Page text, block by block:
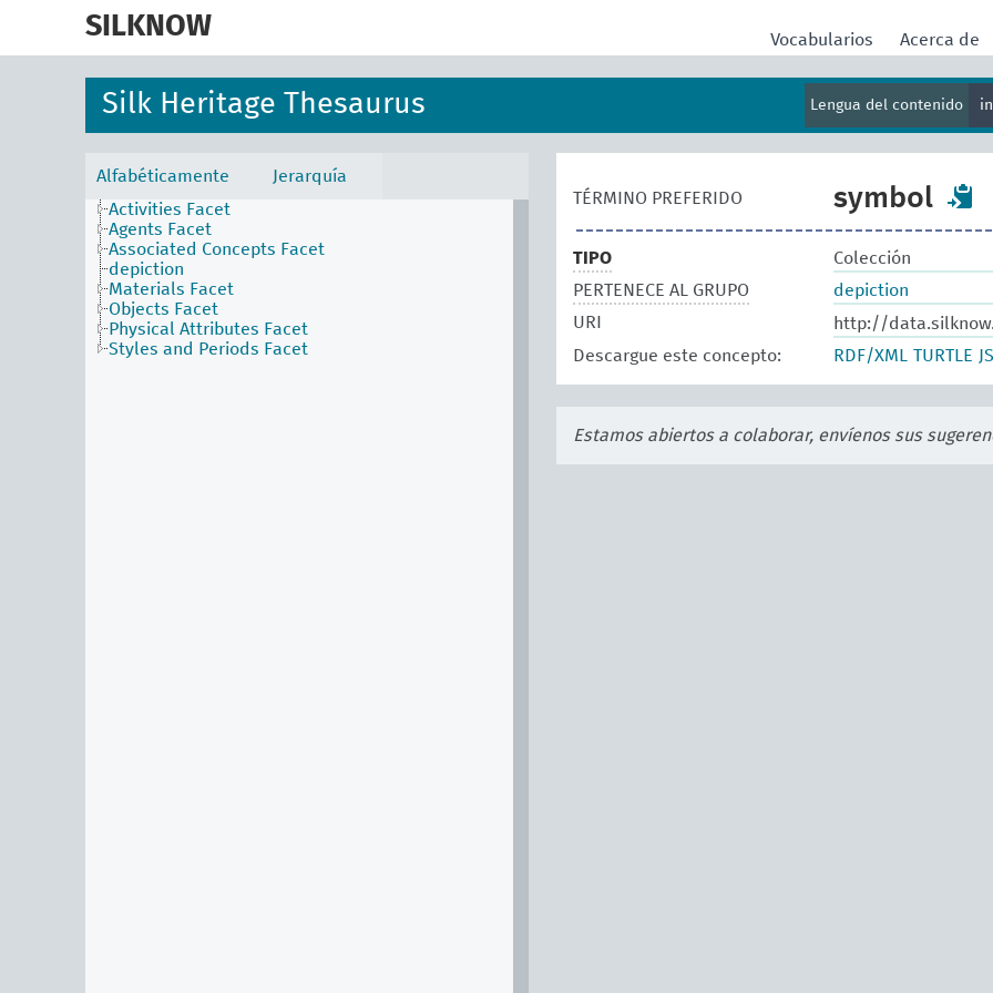
SILKNOW Vocabularios Acerca de
Silk Heritage Thesaurus Lengua del contenido
Alfabéticamente
Jerarquía
Activities Facet
Agents Facet
Associated Concepts Facet
depiction
Materials Facet
Objects Facet
Physical Attributes Facet
Styles and Periods Facet
TÉRMINO PREFERIDO symbol
TIPO
Colección
PERTENECE AL GRUPO
depiction
URI
http://
Descargue este concepto:
RDF/XML TURTLE
Estamos abiertos a colaborar, envíenos sus